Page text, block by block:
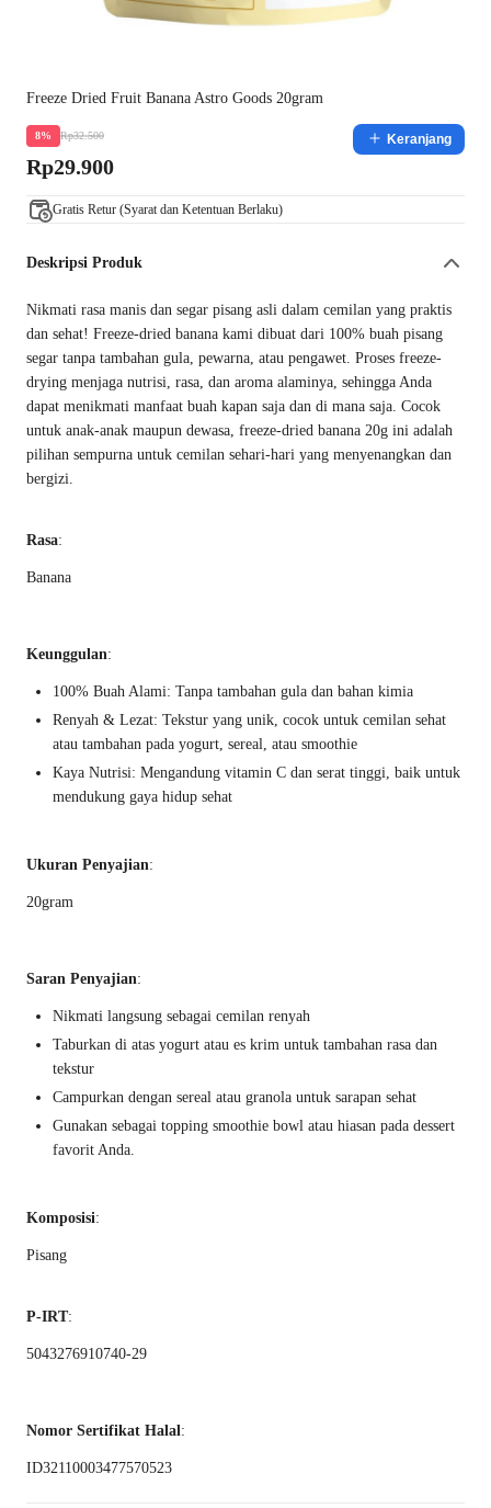
Freeze Dried Fruit Banana Astro Goods 20gram
8% Rp32.500
Rp29.900
Keranjang
Gratis Retur (Syarat dan Ketentuan Berlaku)
Deskripsi Produk
Nikmati rasa manis dan segar pisang asli dalam cemilan yang praktis
dan sehat! Freeze-dried banana kami dibuat dari 100% buah pisang
segar tanpa tambahan gula, pewarna, atau pengawet. Proses freeze-
drying menjaga nutrisi, rasa, dan aroma alaminya, sehingga Anda
dapat menikmati manfaat buah kapan saja dan di mana saja. Cocok
untuk anak-anak maupun dewasa, freeze-dried banana 20g ini adalah
pilihan sempurna untuk cemilan sehari-hari yang menyenangkan dan
bergizi.
Rasa:
Banana
Keunggulan:
100% Buah Alami: Tanpa tambahan gula dan bahan kimia
Renyah & Lezat: Tekstur yang unik, cocok untuk cemilan sehat
atau tambahan pada yogurt, sereal, atau smoothie
Kaya Nutrisi: Mengandung vitamin C dan serat tinggi, baik untuk
mendukung gaya hidup sehat
Ukuran Penyajian:
20gram
Saran Penyajian:
Nikmati langsung sebagai cemilan renyah
Taburkan di atas yogurt atau es krim untuk tambahan rasa dan
tekstur
Campurkan dengan sereal atau granola untuk sarapan sehat
Gunakan sebagai topping smoothie bowl atau hiasan pada dessert
favorit Anda.
Komposisi:
Pisang
P-IRT:
5043276910740-29
Nomor Sertifikat Halal:
ID32110003477570523